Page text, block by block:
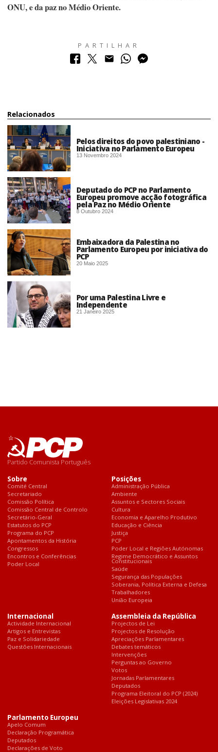
ONU, e da paz no Médio Oriente.
PARTILHAR
Relacionados
Pelos direitos do povo palestiniano -
Iniciativa no Parlamento Europeu
13 Novembro 2024
Deputado do PCP no Parlamento
Europeu promove acção fotográfica
pela Paz no Médio Oriente
8 Outubro 2024
Embaixadora da Palestina no
Parlamento Europeu por iniciativa do
PCP
20 Maio 2025
Por uma Palestina Livre e
Independente
21 Janeiro 2025
Partido Comunista Português
Sobre
Comité Central
Secretariado
Comissão Política
Comissão Central de Controlo
Secretário-Geral
Estatutos do PCP
Programa do PCP
Apontamentos da História
Congressos
Encontros e Conferências
Poder Local
Posições
Administração Pública
Ambiente
Assuntos e Sectores Sociais
Cultura
Economia e Aparelho Produtivo
Educação e Ciência
Justiça
PCP
Poder Local e Regiões Autónomas
Regime Democrático e Assuntos
Constitucionais
Saúde
Segurança das Populações
Soberania, Política Externa e Defesa
Trabalhadores
União Europeia
Internacional
Actividade Internacional
Artigos e Entrevistas
Paz e Solidariedade
Questões Internacionais
Assembleia da República
Projectos de Lei
Projectos de Resolução
Apreciações Parlamentares
Debates temáticos
Intervenções
Perguntas ao Governo
Votos
Jornadas Parlamentares
Deputados
Programa Eleitoral do PCP (2024)
Eleições Legislativas 2024
Parlamento Europeu
Apelo Comum
Declaração Programática
Deputados
Declarações de Voto